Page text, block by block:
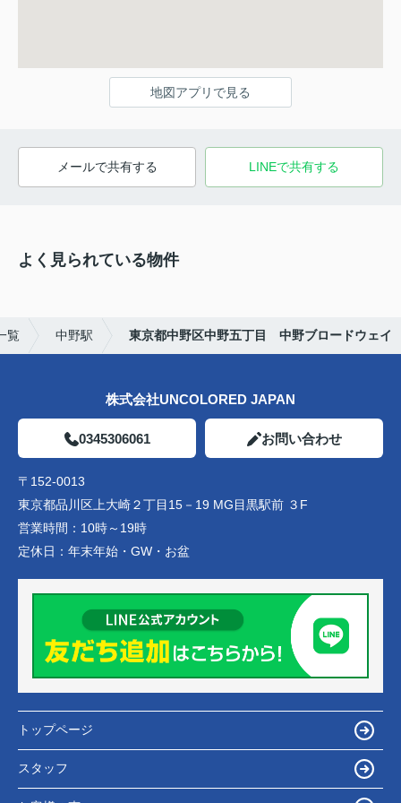
地図アプリで見る
メールで共有する LINEで共有する
よく見られている物件
覧 中野駅 東京都中野区中野五丁目 中野ブロードウェイ
株式会社UNCOLORED JAPAN
0345306061 お問い合わせ
〒152-0013
東京都品川区上大崎２丁目15－19 MG目黒駅前 ３F
営業時間： 10時～19時
定休日： 年末年始・GW・お盆
トップページ
スタッフ